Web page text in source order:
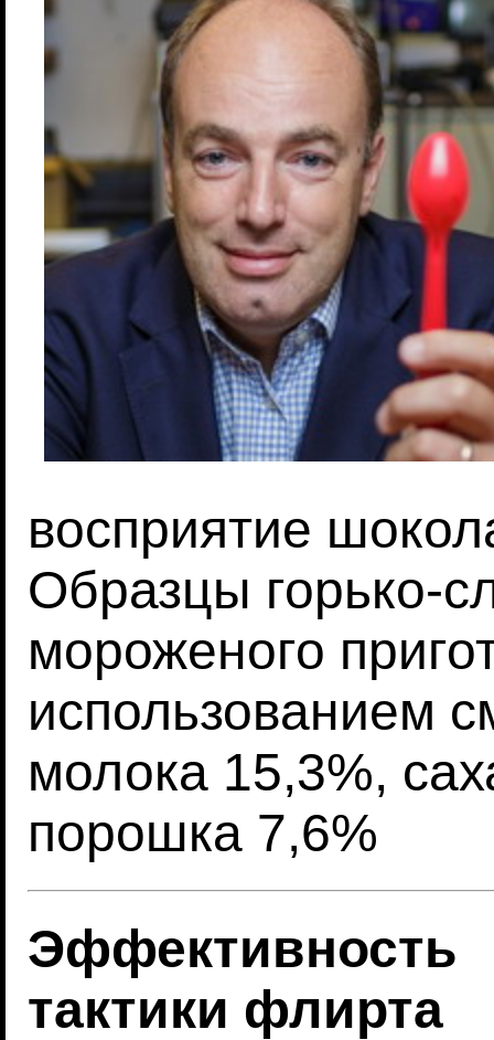
восприятие
Образцы горько-
мороженого
использованием
молока 15,3%,
порошка 7,6%
Эффективность
тактики флирта